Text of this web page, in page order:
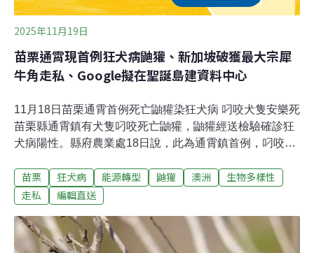
2025年11月19日
苗栗通霄現首例狂犬病鼬獾、新加坡破獲最大宗犀
牛角走私、Google擬在聖誕島建資料中心
11月18日苗栗通霄首例死亡鼬獾染狂犬病 叼咬犬隻安樂死
苗栗縣通霄鎮有犬隻叼咬死亡鼬獾，鼬獾經送檢驗確診狂
犬病陽性。縣府農業處18日說，此為通霄鎮首例，叼咬犬
注射疫苗。（中央社報導）基隆家戶設太陽光電設備 單
幢最高獎勵30萬元經濟部已核定「114年度基隆市政府辦
358萬5600元，市府18日起至年底受理民眾申請，單一幢
建築物累計獎勵金不得逾30萬元。（中央社報導）北捷工
苗栗 狂犬病 能源轉型 鼬獾 澳洲
生物多樣性
走私
編輯直送